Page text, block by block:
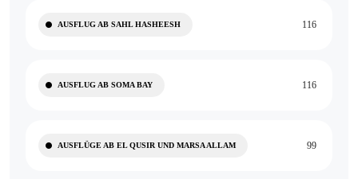
AUSFLUG AB SAHL HASHEESH 116
AUSFLUG AB SOMA BAY 116
AUSFLÜGE AB EL QUSIR UND MARSA ALLAM 99